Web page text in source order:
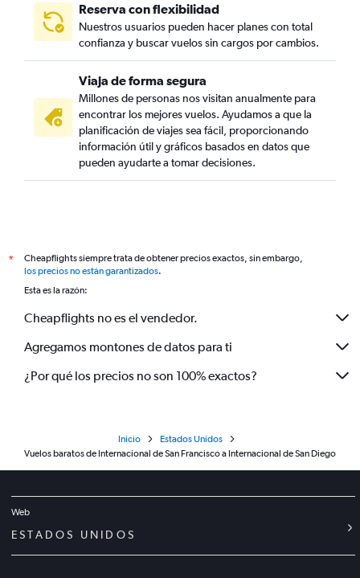
Reserva con flexibilidad
Nuestros usuarios pueden hacer planes con total
confianza y buscar vuelos sin cargos por cambios.
Viaja de forma segura
Millones de personas nos visitan anualmente para
encontrar los mejores vuelos. Ayudamos a que la
planificación de viajes sea fácil, proporcionando
información útil y gráficos basados en datos que
pueden ayudarte a tomar decisiones.
*
Cheapflights siempre trata de obtener precios exactos, sin embargo,
los precios no están garantizados.
Esta es la razón:
Cheapflights no es el vendedor.
Agregamos montones de datos para ti
¿Por qué los precios no son 100% exactos?
Inicio
Estados Unidos
Vuelos baratos de Internacional de San Francisco a Internacional de San Diego
Web
ESTADOS UNIDOS